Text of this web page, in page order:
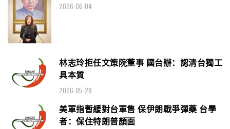
2026-06-04
林志玲拒任文策院董事 國台辦：認清台獨工
具本質
2026-05-28
美軍指暫緩對台軍售 保伊朗戰爭彈藥 台學
者：保住特朗普顏面